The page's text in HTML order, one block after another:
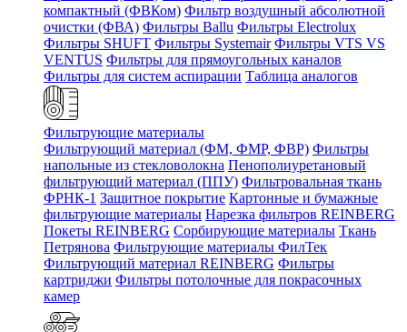
компактный (ФВКом) Фильтр воздушный абсолютной
очистки (ФВА) Фильтры Ballu Фильтры Electrolux
Фильтры SHUFT Фильтры Systemair Фильтры VTS VS
VENTUS Фильтры для прямоугольных каналов
Фильтры для систем аспирации Таблица аналогов
Фильтрующие материалы
Фильтрующий материал (ФМ, ФМР, ФВР) Фильтры
напольные из стекловолокна Пенополиуретановый
фильтрующий материал (ППУ) Фильтровальная ткань
ФРНК-1 Защитное покрытие Картонные и бумажные
фильтрующие материалы Нарезка фильтров REINBERG
Покеты REINBERG Сорбирующие материалы Ткань
Петрянова Фильтрующие материалы ФилТек
Фильтрующий материал REINBERG Фильтры
картриджи Фильтры потолочные для покрасочных
камер